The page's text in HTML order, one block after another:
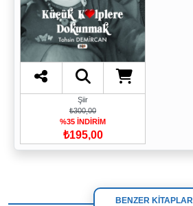
Şiir
₺300,00
%35 İNDİRİM
₺195,00
BENZER KİTAPLAR